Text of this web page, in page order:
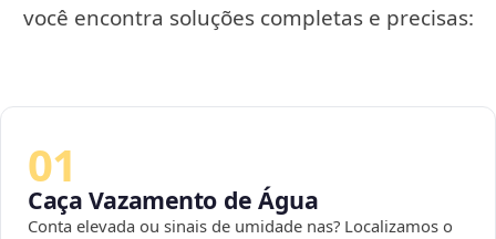
você encontra soluções completas e precisas:
01
Caça Vazamento de Água
Conta elevada ou sinais de umidade nas? Localizamos o